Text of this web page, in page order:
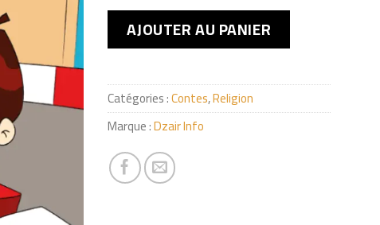
AJOUTER AU PANIER
Catégories :Contes,Religion
Marque :Dzair Info